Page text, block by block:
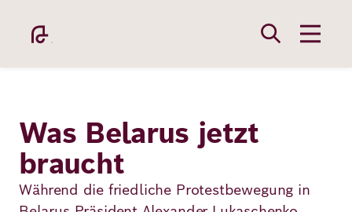
Inhalt
Academy
Was Belarus jetzt
braucht
Während die friedliche Protestbewegung in